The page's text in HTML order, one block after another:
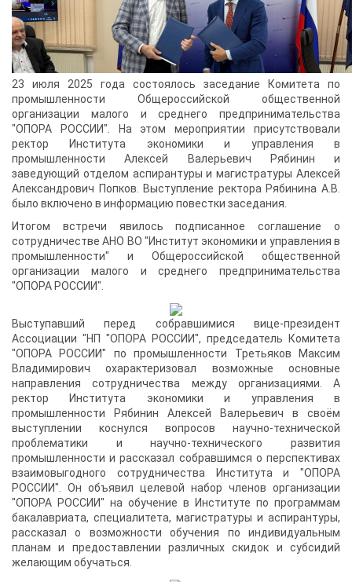
23 июля 2025 года состоялось заседание Комитета по
промышленности Общероссийской общественной
организации малого и среднего предпринимательства
"ОПОРА РОССИИ". На этом мероприятии присутствовали
ректор Института экономики и управления в
промышленности Алексей Валерьевич Рябинин и
заведующий отделом аспирантуры и магистратуры Алексей
Александрович Попков. Выступление ректора Рябинина А.В.
было включено в информацию повестки заседания.
Итогом встречи явилось подписанное соглашение о
сотрудничестве АНО ВО "Институт экономики и управления в
промышленности" и Общероссийской общественной
организации малого и среднего предпринимательства
"ОПОРА РОССИИ".
Выступавший перед собравшимися вице-президент
Ассоциации "НП "ОПОРА РОССИИ", председатель Комитета
"ОПОРА РОССИИ" по промышленности Третьяков Максим
Владимирович охарактеризовал возможные основные
направления сотрудничества между организациями. А
ректор Института экономики и управления в
промышленности Рябинин Алексей Валерьевич в своём
выступлении коснулся вопросов научно-технической
проблематики и научно-технического развития
промышленности и рассказал собравшимся о перспективах
взаимовыгодного сотрудничества Института и "ОПОРА
РОССИИ". Он объявил целевой набор членов организации
"ОПОРА РОССИИ" на обучение в Институте по программам
бакалавриата, специалитета, магистратуры и аспирантуры,
рассказал о возможности обучения по индивидуальным
планам и предоставлении различных скидок и субсидий
желающим обучаться.